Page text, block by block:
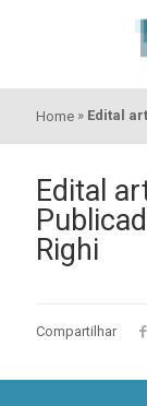
Home » Edital
Edital
Righi
Compartilhar